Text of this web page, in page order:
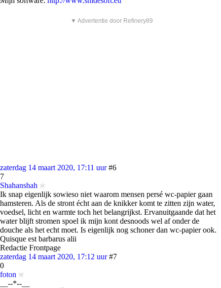
▼ Advertentie door Refinery89
zaterdag 14 maart 2020, 17:11 uur #6
7
Shahanshah
Ik snap eigenlijk sowieso niet waarom mensen persé wc-papier gaan
hamsteren. Als de stront écht aan de knikker komt te zitten zijn water,
voedsel, licht en warmte toch het belangrijkst. Ervanuitgaande dat het
water blijft stromen spoel ik mijn kont desnoods wel af onder de
douche als het echt moet. Is eigenlijk nog schoner dan wc-papier ook.
Quisque est barbarus alii
Redactie Frontpage
zaterdag 14 maart 2020, 17:12 uur #7
0
foton
__--*--__